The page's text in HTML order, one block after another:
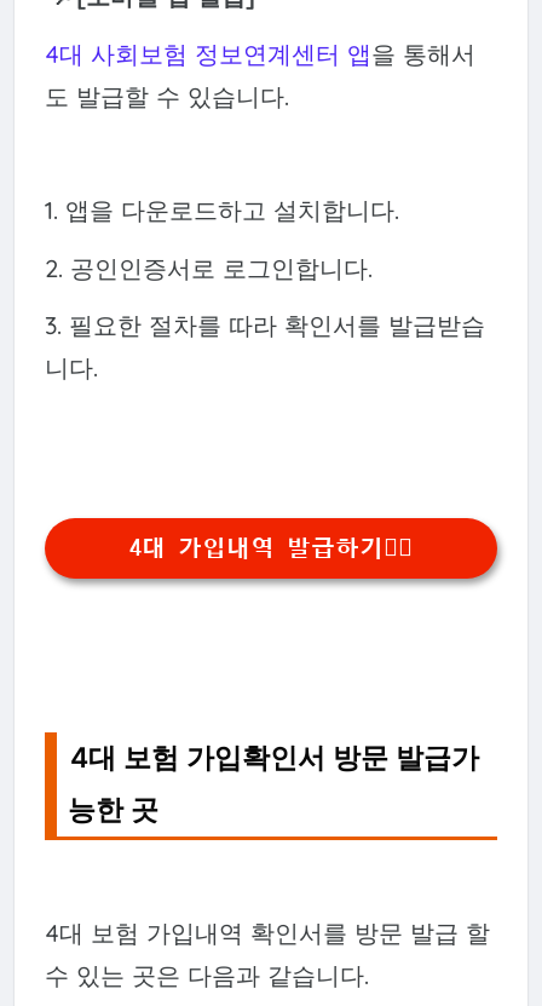
4대 사회보험 정보연계센터 앱을 통해서
도 발급할 수 있습니다.
1. 앱을 다운로드하고 설치합니다.
2. 공인인증서로 로그인합니다.
3. 필요한 절차를 따라 확인서를 발급받습
니다.
4대 가입내역 발급하기👆🏻
4대 보험 가입확인서 방문 발급가
능한 곳
4대 보험 가입내역 확인서를 방문 발급 할
수 있는 곳은 다음과 같습니다.